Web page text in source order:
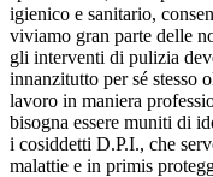
igienico e sanitario,
viviamo gran parte delle
gli interventi di pulizia
innanzitutto per sé stesso
lavoro in maniera
bisogna essere muniti di
i cosiddetti D.P.I., che
malattie e in primis